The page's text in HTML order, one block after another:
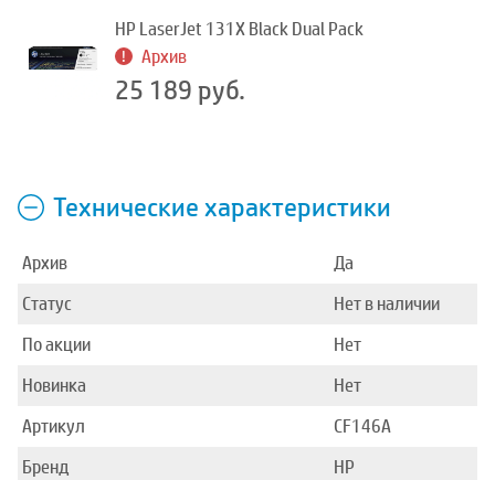
HP LaserJet 131X Black Dual Pack
Архив
25 189 руб.
Технические характеристики
Архив
Да
Статус
Нет в наличии
По акции
Нет
Новинка
Нет
Артикул
CF146A
Бренд
HP